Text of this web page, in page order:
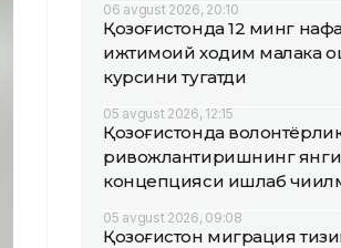
06 avgust 2026, 20:10
Қозоғистонда 12 минг
ижтимоий ходим малака
курсини тугатди
05 avgust 2026, 12:15
Қозоғистонда
ривожлантиришнинг янги
концепцияси ишлаб
05 avgust 2026, 09:08
Қозоғистон миграция